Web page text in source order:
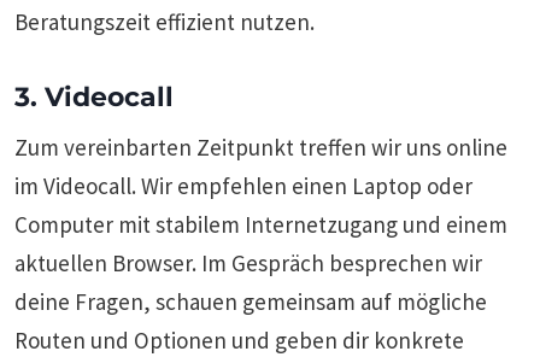
Beratungszeit effizient nutzen.
3. Videocall
Zum vereinbarten Zeitpunkt treffen wir uns online
im Videocall. Wir empfehlen einen Laptop oder
Computer mit stabilem Internetzugang und einem
aktuellen Browser. Im Gespräch besprechen wir
deine Fragen, schauen gemeinsam auf mögliche
Routen und Optionen und geben dir konkrete